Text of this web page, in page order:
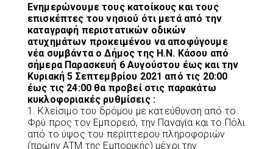
Ενημερώνουμε τους κατοίκους και τους
επισκέπτες του νησιού ότι μετά από την
καταγραφή περιστατικών οδικών
ατυχημάτων προκειμένου να αποφύγουμε
νέα συμβάντα ο Δήμος της Η.Ν. Κάσου από
σήμερα Παρασκευή 6 Αυγούστου έως και την
Κυριακή 5 Σεπτεμβρίου 2021 από τις 20:00
έως τις 24:00 θα προβεί στις παρακάτω
κυκλοφοριακές ρυθμίσεις :
1. Κλείσιμο του δρόμου με κατεύθυνση από το
Φρύ προς τον Εμπορειό, την Παναγία και το Πόλι
από το ύψος του περίπτερου πληροφοριών
(πρώην ΑTM της Εμπορικής) μέχρι την